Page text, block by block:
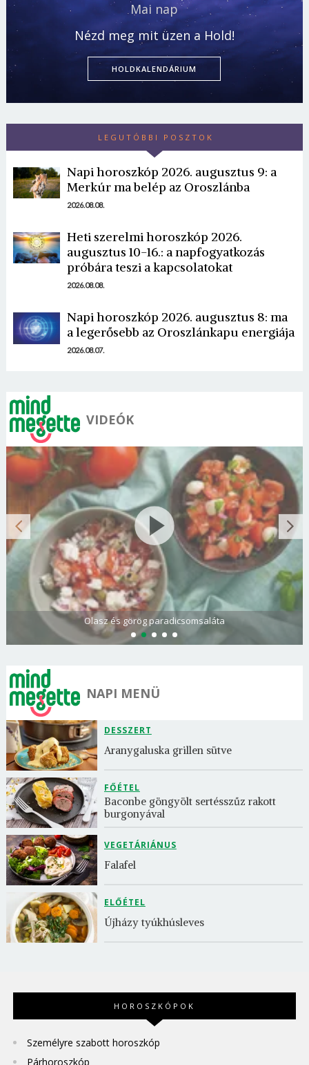
Mai nap
Nézd meg mit üzen a Hold!
HOLDKALENDÁRIUM
LEGUTÓBBI POSZTOK
Napi horoszkóp 2026. augusztus 9: a
Merkúr ma belép az Oroszlánba
2026.08.08.
Heti szerelmi horoszkóp 2026.
augusztus 10-16.: a napfogyatkozás
próbára teszi a kapcsolatokat
2026.08.08.
Napi horoszkóp 2026. augusztus 8: ma
a legerősebb az Oroszlánkapu energiája
2026.08.07.
VIDEÓK
Olasz és görög paradicsomsaláta
NAPI MENÜ
DESSZERT
Aranygaluska grillen sütve
FŐÉTEL
Baconbe göngyölt sertésszűz rakott
burgonyával
VEGETÁRIÁNUS
Falafel
ELŐÉTEL
Újházy tyúkhúsleves
HOROSZKÓPOK
Személyre szabott horoszkóp
Párhoroszkóp
Borsonline bejelentkezés
E-mail cím vagy felhasználónév
Jelszó